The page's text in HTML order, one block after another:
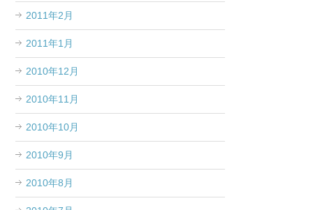
2011年2月
2011年1月
2010年12月
2010年11月
2010年10月
2010年9月
2010年8月